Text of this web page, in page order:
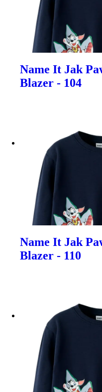
Name It Jak
Blazer - 104
Name It Jak
Blazer - 110